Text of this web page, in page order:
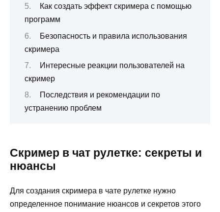
Как создать эффект скримера с помощью
программ
Безопасность и правила использования
скримера
Интересные реакции пользователей на
скример
Последствия и рекомендации по
устранению проблем
Скример в чат рулетке: секреты и
нюансы
Для создания скримера в чате рулетке нужно
определенное понимание нюансов и секретов этого